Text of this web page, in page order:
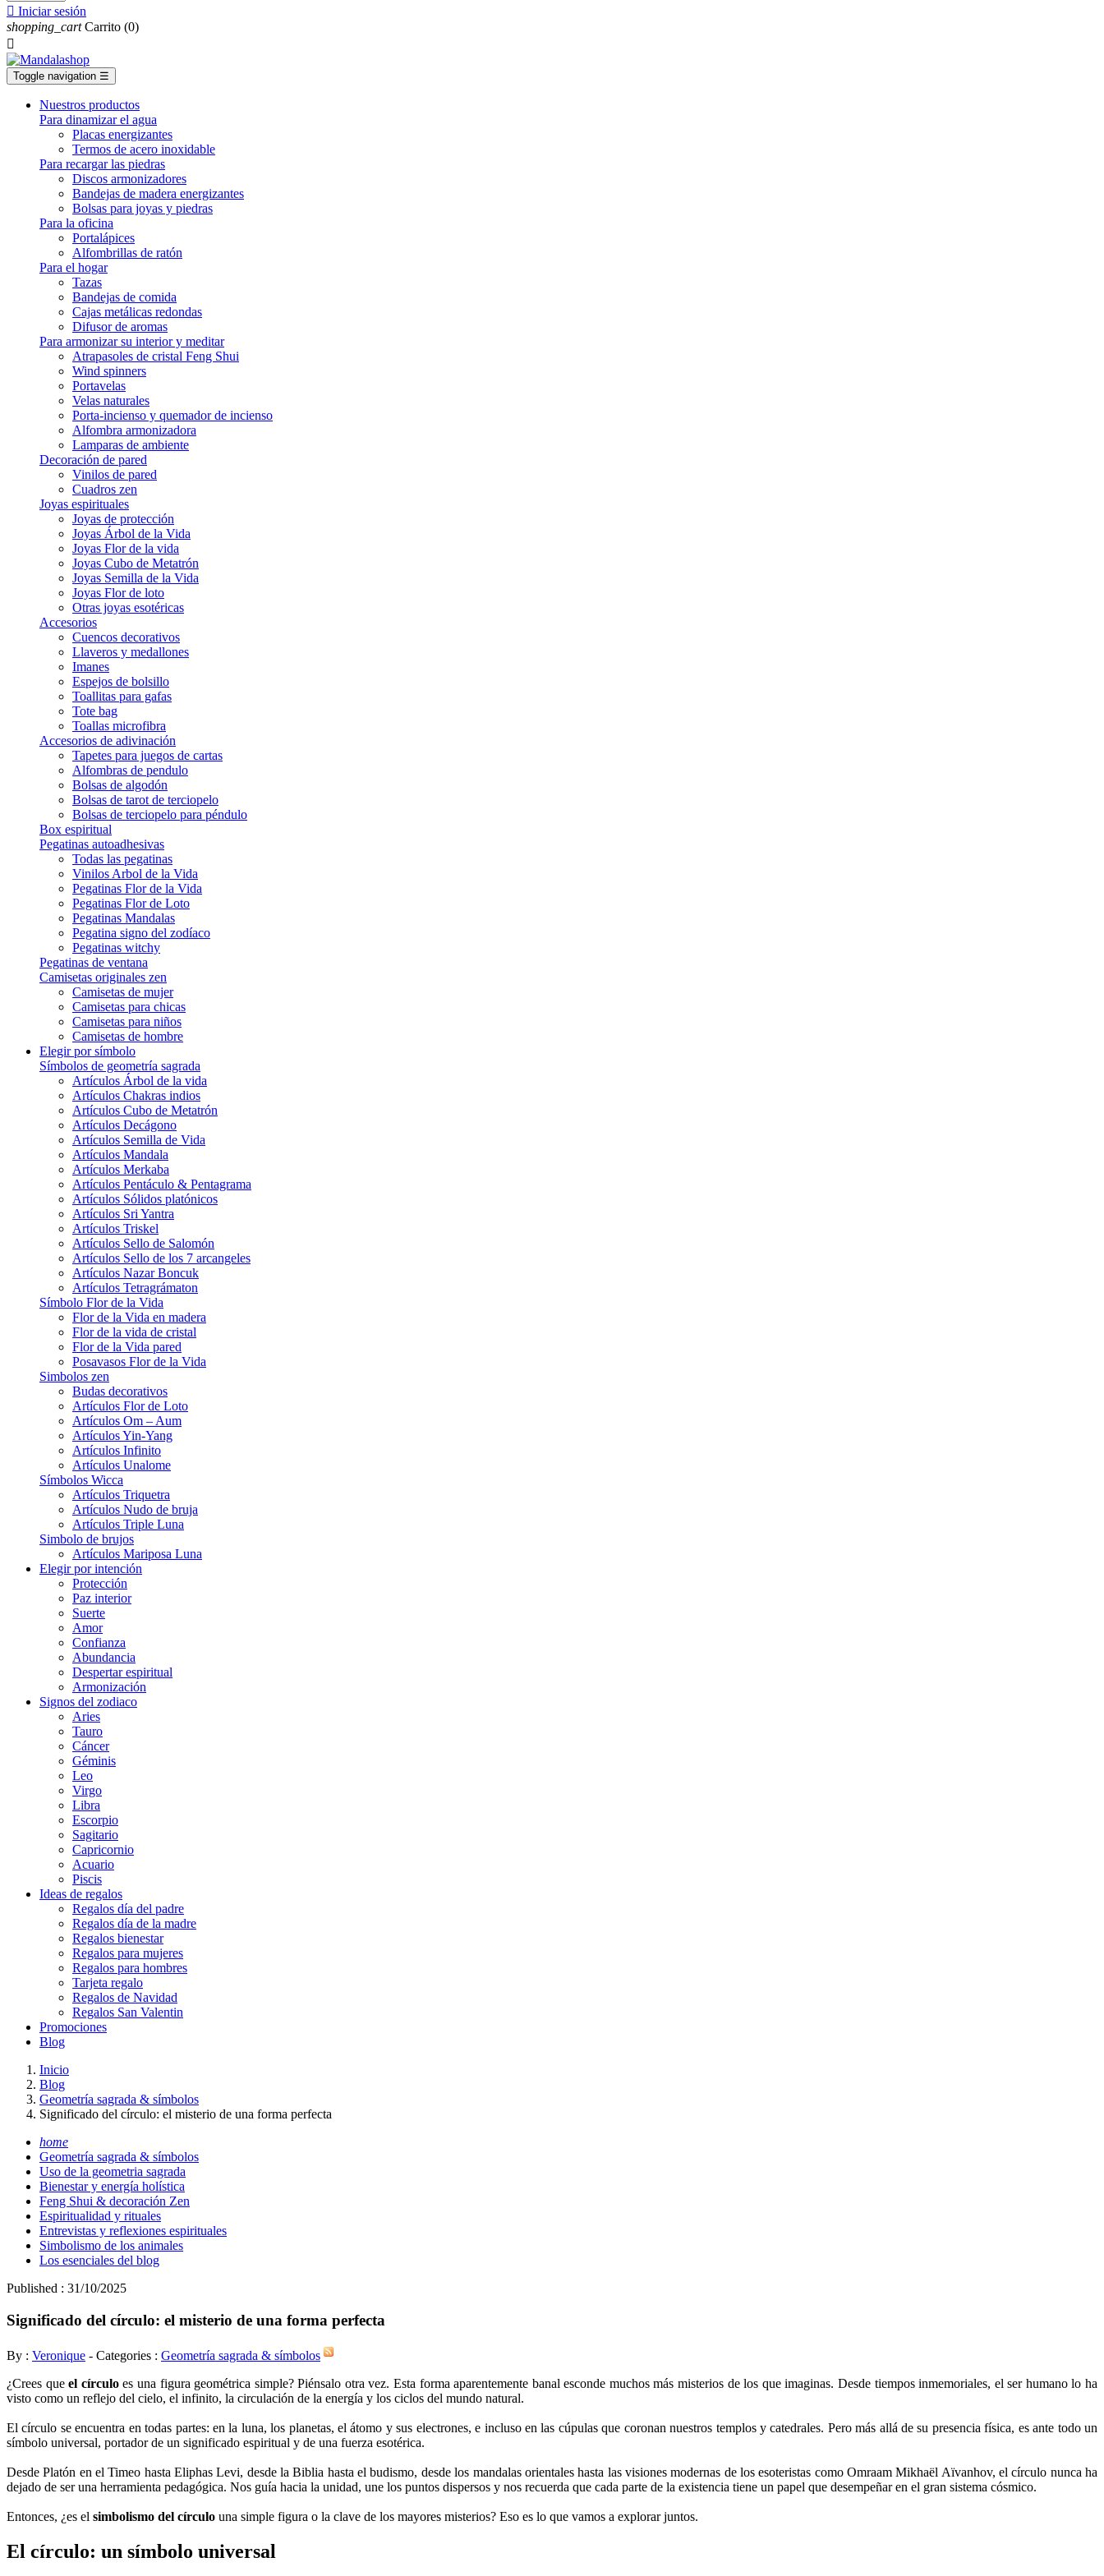
 Iniciar sesión
shopping_cart Carrito (0)

Toggle navigation ☰
Nuestros productos
Para dinamizar el agua
Placas energizantes
Termos de acero inoxidable
Para recargar las piedras
Discos armonizadores
Bandejas de madera energizantes
Bolsas para joyas y piedras
Para la oficina
Portalápices
Alfombrillas de ratón
Para el hogar
Tazas
Bandejas de comida
Cajas metálicas redondas
Difusor de aromas
Para armonizar su interior y meditar
Atrapasoles de cristal Feng Shui
Wind spinners
Portavelas
Velas naturales
Porta-incienso y quemador de incienso
Alfombra armonizadora
Lamparas de ambiente
Decoración de pared
Vinilos de pared
Cuadros zen
Joyas espirituales
Joyas de protección
Joyas Árbol de la Vida
Joyas Flor de la vida
Joyas Cubo de Metatrón
Joyas Semilla de la Vida
Joyas Flor de loto
Otras joyas esotéricas
Accesorios
Cuencos decorativos
Llaveros y medallones
Imanes
Espejos de bolsillo
Toallitas para gafas
Tote bag
Toallas microfibra
Accesorios de adivinación
Tapetes para juegos de cartas
Alfombras de pendulo
Bolsas de algodón
Bolsas de tarot de terciopelo
Bolsas de terciopelo para péndulo
Box espiritual
Pegatinas autoadhesivas
Todas las pegatinas
Vinilos Arbol de la Vida
Pegatinas Flor de la Vida
Pegatinas Flor de Loto
Pegatinas Mandalas
Pegatina signo del zodíaco
Pegatinas witchy
Pegatinas de ventana
Camisetas originales zen
Camisetas de mujer
Camisetas para chicas
Camisetas para niños
Camisetas de hombre
Elegir por símbolo
Símbolos de geometría sagrada
Artículos Árbol de la vida
Artículos Chakras indios
Artículos Cubo de Metatrón
Artículos Decágono
Artículos Semilla de Vida
Artículos Mandala
Artículos Merkaba
Artículos Pentáculo & Pentagrama
Artículos Sólidos platónicos
Artículos Sri Yantra
Artículos Triskel
Artículos Sello de Salomón
Artículos Sello de los 7 arcangeles
Artículos Nazar Boncuk
Artículos Tetragrámaton
Símbolo Flor de la Vida
Flor de la Vida en madera
Flor de la vida de cristal
Flor de la Vida pared
Posavasos Flor de la Vida
Simbolos zen
Budas decorativos
Artículos Flor de Loto
Artículos Om – Aum
Artículos Yin-Yang
Artículos Infinito
Artículos Unalome
Símbolos Wicca
Artículos Triquetra
Artículos Nudo de bruja
Artículos Triple Luna
Simbolo de brujos
Artículos Mariposa Luna
Elegir por intención
Protección
Paz interior
Suerte
Amor
Confianza
Abundancia
Despertar espiritual
Armonización
Signos del zodiaco
Aries
Tauro
Cáncer
Géminis
Leo
Virgo
Libra
Escorpio
Sagitario
Capricornio
Acuario
Piscis
Ideas de regalos
Regalos día del padre
Regalos día de la madre
Regalos bienestar
Regalos para mujeres
Regalos para hombres
Tarjeta regalo
Regalos de Navidad
Regalos San Valentin
Promociones
Blog
Inicio
Blog
Geometría sagrada & símbolos
Significado del círculo: el misterio de una forma perfecta
home
Geometría sagrada & símbolos
Uso de la geometria sagrada
Bienestar y energía holística
Feng Shui & decoración Zen
Espiritualidad y rituales
Entrevistas y reflexiones espirituales
Simbolismo de los animales
Los esenciales del blog
Published : 31/10/2025
Significado del círculo: el misterio de una forma perfecta
By : Veronique - Categories : Geometría sagrada & símbolos
¿Crees queel círculoes una figura geométrica simple? Piénsalo otra vez. Esta forma aparentemente banal esconde muchos más misterios de los que imaginas. Desde tiempos inmemoriales, el ser humano lo ha
visto como un reflejo del cielo, el infinito, la circulación de la energía y los ciclos del mundo natural.
El círculo se encuentra en todas partes: en la luna, los planetas, el átomo y sus electrones, e incluso en las cúpulas que coronan nuestros templos y catedrales. Pero más allá de su presencia física, es ante todo un
símbolo universal, portador de un significado espiritual y de una fuerza esotérica.
Desde Platón en el Timeo hasta Eliphas Levi, desde la Biblia hasta el budismo, desde los mandalas orientales hasta las visiones modernas de los esoteristas como Omraam Mikhaël Aïvanhov, el círculo nunca ha
dejado de ser una herramienta pedagógica. Nos guía hacia la unidad, une los puntos dispersos y nos recuerda que cada parte de la existencia tiene un papel que desempeñar en el gran sistema cósmico.
Entonces, ¿es el simbolismo del círculo una simple figura o la clave de los mayores misterios? Eso es lo que vamos a explorar juntos.
El círculo: un símbolo universal